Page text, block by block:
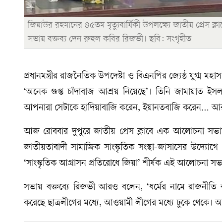
জিয়াউর রহমানের ৪৫তম মৃত্যুবার্ষিকী উপলক্ষ্যে জাতীয় প্রেস
সভায় বক্তব্য দেন রুহুল কবির রিজভী। ছবি: সংগৃহীত
প্রধানমন্ত্রীর রাজনৈতিক উপদেষ্টা ও বিএনপির জ্যেষ্ঠ যুগ্ম
‘অনেক গুপ্ত চাঁদাবাজ আশ্রয় নিয়েছে’। তিনি জামায়াত
আপনারা সেটাকে হাদিয়াবাজি করেন, ইয়ানতবাজি করেন…
আজ রোববার দুপুরে জাতীয় প্রেস ক্লাবে এক আলোচনা
জাতীয়তাবাদী সামাজিক সাংস্কৃতিক সংস্থা-জাসাসের
‘সাংস্কৃতিক আগ্রাসন প্রতিরোধে জিয়া’ শীর্ষক এই আলোচনা
সভায় বক্তব্যে রিজভী আরও বলেন, ‘ধর্মের নামে
করেছে ছাত্রলীগের মধ্যে, আওয়ামী লীগের মধ্যে ঢুকে